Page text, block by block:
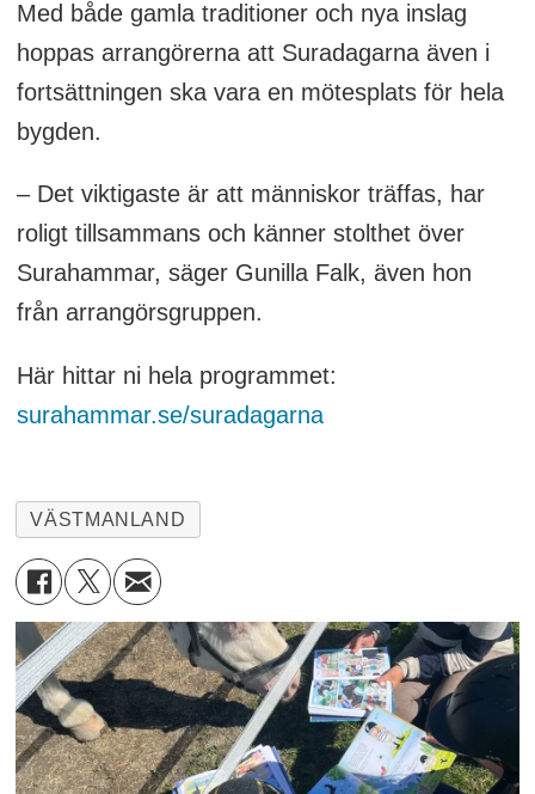
Med både gamla traditioner och nya inslag
hoppas arrangörerna att Suradagarna även i
fortsättningen ska vara en mötesplats för hela
bygden.
– Det viktigaste är att människor träffas, har
roligt tillsammans och känner stolthet över
Surahammar, säger Gunilla Falk, även hon
från arrangörsgruppen.
Här hittar ni hela programmet:
surahammar.se/suradagarna
VÄSTMANLAND